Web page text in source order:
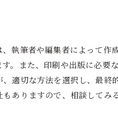
執筆者や編集者によって作
また、印刷や出版に必要
適切な方法を選択し、最
ありますので、相談してみ